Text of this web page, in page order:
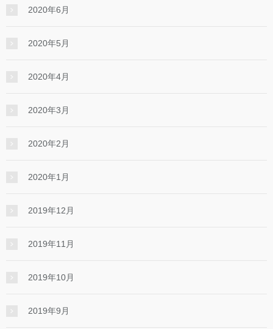
2020年6月
2020年5月
2020年4月
2020年3月
2020年2月
2020年1月
2019年12月
2019年11月
2019年10月
2019年9月